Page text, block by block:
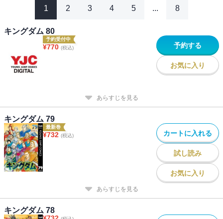
26年春ドラマ・映画化 2023年映画化 2024年映画化
1 2 3 4 5 ... 8
キングダム 80
予約受付中
¥770 (税込) 予約する
お気に入り
あらすじを見る
キングダム 79
最新巻
¥732 (税込) カートに入れる
試し読み
お気に入り
あらすじを見る
キングダム 78